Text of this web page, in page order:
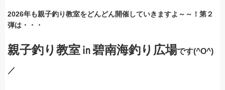
2026年も親子釣り教室をどんどん開催していきますよ～～！第２
弾は・・・
親子釣り教室㏌碧南海釣り広場です(^O^)
／